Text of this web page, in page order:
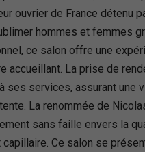
ouvrier de France détenu
hommes et femmes
ce salon offre une
accueillant. La prise de
ses services, assurant une
La renommée de
sans faille envers la
capillaire. Ce salon se